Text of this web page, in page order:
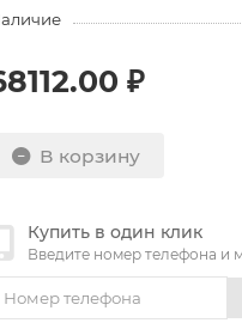
₽
В корзину
Купить в один клик
Введите номер телефона и